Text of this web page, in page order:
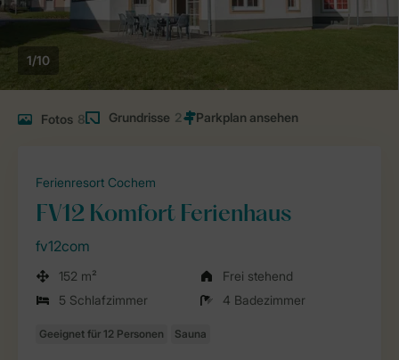
1/10
Fotos 8 Grundrisse 2
Ferienresort Cochem
FV12 Komfort Ferienhaus
fv12com
152 m²
Frei stehend
5 Schlafzimmer
4 Badezimmer